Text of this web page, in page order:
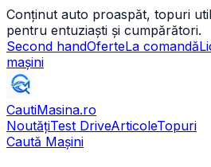
Conținut auto proaspăt, topuri
pentru entuziaști și cumpărători.
Second handOferteLa comandă
mașini
CautiMasina.ro
NoutățiTest DriveArticoleTopuri
Caută Mașini